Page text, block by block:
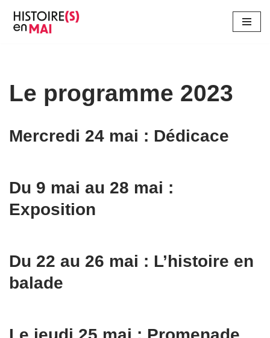
Aller
Le programme 2023
Mercredi 24 mai : Dédicace
Du 9 mai au 28 mai :
Exposition
Du 22 au 26 mai : L’histoire en
balade